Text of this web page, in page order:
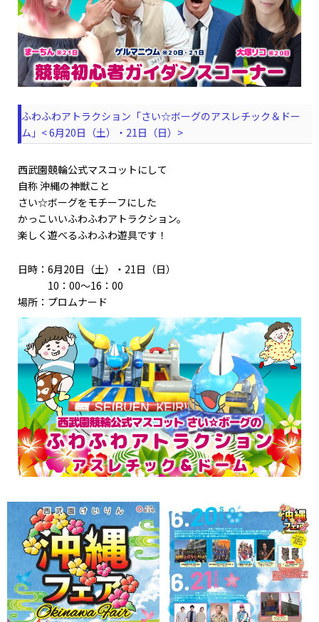
ふわふわアトラクション「さい☆ボーグのアスレチック＆ドー
ム」< 6月20日（土）・21日（日）>
西武園競輪公式マスコットにして
自称 沖縄の神獣こと
さい☆ボーグをモチーフにした
かっこいいふわふわアトラクション。
楽しく遊べるふわふわ遊具です！
日時：6月20日（土）・21日（日）
10：00～16：00
場所：プロムナード